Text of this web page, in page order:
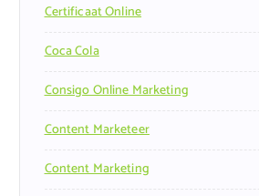
Certificaat Online
Coca Cola
Consigo Online Marketing
Content Marketeer
Content Marketing